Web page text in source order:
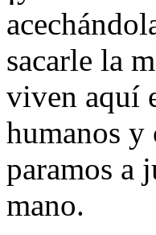
sacarle la
viven aquí
humanos y
paramos a
mano.